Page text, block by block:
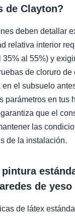
de Clayton?
deben detallar
relativa interior
35% al 55%) y
de cloruro de
en el subsuelo
parámetros en tus
que el
las
de la instalación.
de
de látex